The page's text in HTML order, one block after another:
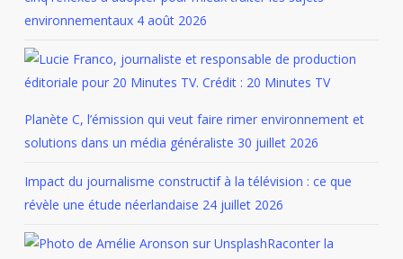
environnementaux 4 août 2026
Planète C, l’émission qui veut faire rimer environnement et
solutions dans un média généraliste 30 juillet 2026
Impact du journalisme constructif à la télévision : ce que
révèle une étude néerlandaise 24 juillet 2026
Raconter la